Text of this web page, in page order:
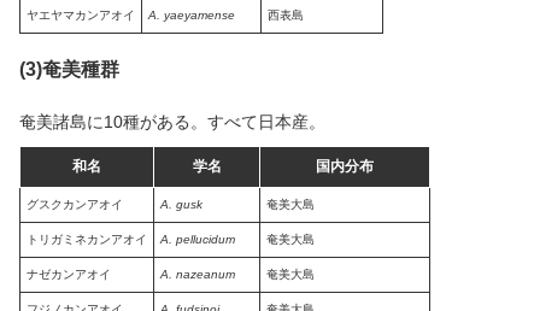
ヤエヤマカンアオイ A. yaeyamense 西表島
(3)奄美種群
奄美諸島に10種がある。すべて日本産。
和名 学名 国内分布
グスクカンアオイ A. gusk 奄美大島
トリガミネカンアオイ A. pellucidum 奄美大島
ナゼカンアオイ A. nazeanum 奄美大島